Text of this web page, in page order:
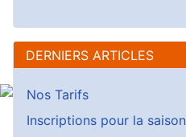
DERNIERS ARTICLES
Nos Tarifs
Inscriptions pour la saison